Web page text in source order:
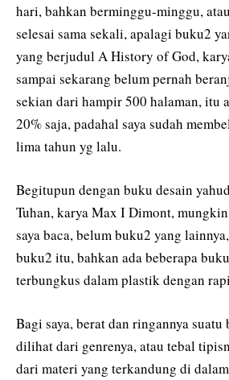
hari, bahkan berminggu-minggu,
selesai sama sekali, apalagi buku2
yang berjudul A History of God,
sampai sekarang belum pernah
sekian dari hampir 500 halaman, itu
20% saja, padahal saya sudah
lima tahun yg lalu.
Begitupun dengan buku desain
Tuhan, karya Max I Dimont,
saya baca, belum buku2 yang
buku2 itu, bahkan ada beberapa
terbungkus dalam plastik dengan
Bagi saya, berat dan ringannya suatu
dilihat dari genrenya, atau tebal
dari materi yang terkandung di